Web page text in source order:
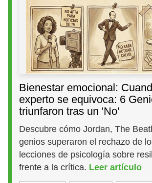
Bienestar emocional:
experto se equivoca: 6
triunfaron tras un 'No'
Descubre cómo Jordan, The
genios superaron el rechazo de
lecciones de psicología sobre
frente a la crítica. Leer artículo